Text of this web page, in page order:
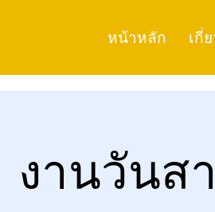
หน้าหลัก เกี่
งานวันส